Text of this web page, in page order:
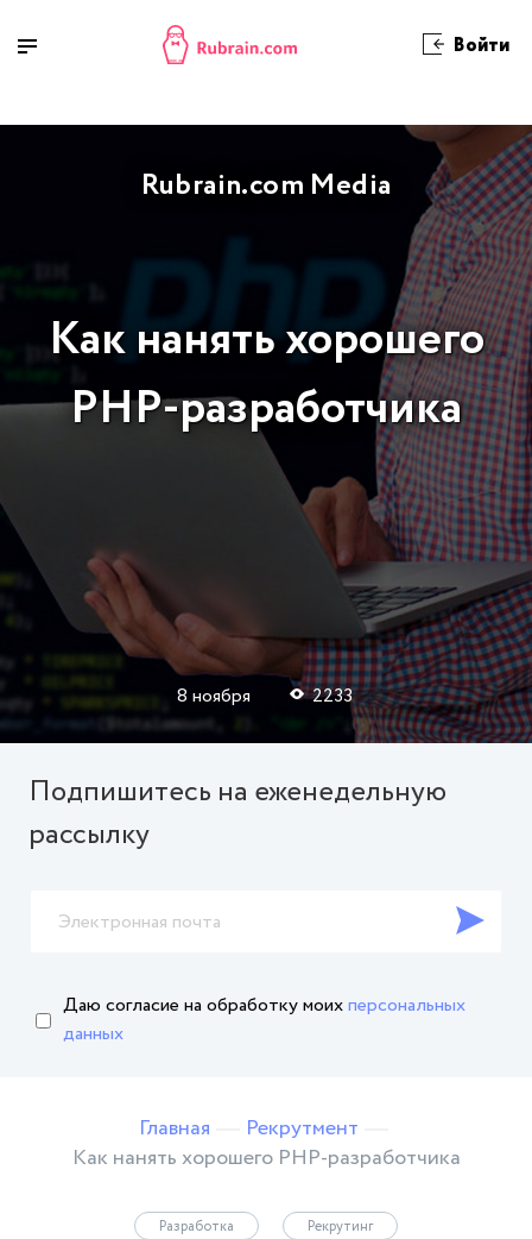
Войти
Rubrain.com Media
Как нанять хорошего
PHP-разработчика
8 ноября 2233
Подпишитесь на еженедельную
рассылку
Даю согласие на обработкумоихперсональных
данных
Главная
Рекрутмент
Как нанять хорошего PHP-разработчика
Разработка Рекрутинг